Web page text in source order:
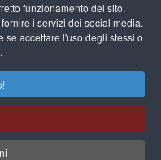
funzionamento del sito,
i servizi dei social media.
se accettare l'uso degli stessi o
Saint-Mandrier-sur-Mer,Provence-
-France